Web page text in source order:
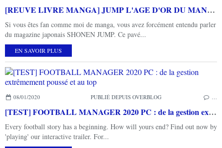
[REUVE LIVRE MANGA] JUMP L'AGE D'OR DU MANGA d'Hiroki GOTO aux éditions KUROKAWA - KUROPOP
Si vous êtes fan comme moi de manga, vous avez forcément entendu parler
du magazine japonais SHONEN JUMP. Ce pavé...
EN SAVOIR PLUS
08/01/2020 PUBLIÉ DEPUIS OVERBLOG …
[TEST] FOOTBALL MANAGER 2020 PC : de la gestion extrêmement poussé et au top
Every football story has a beginning. How will yours end? Find out now by
'playing' our interactive trailer. For...